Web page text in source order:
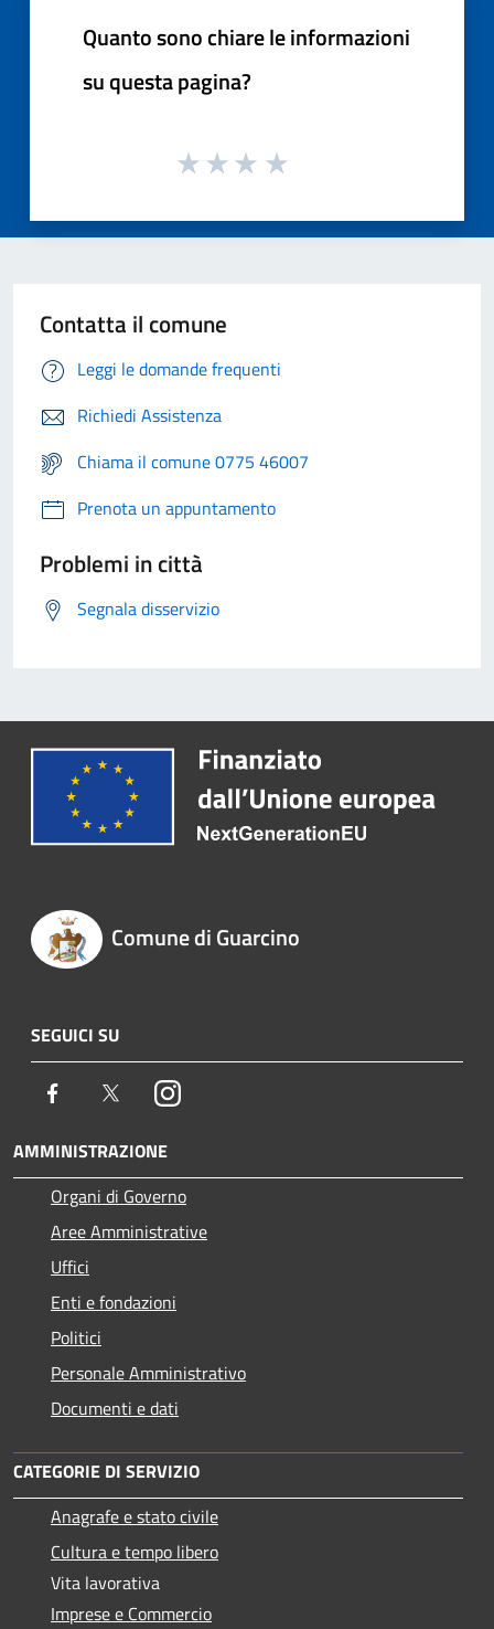
Quanto sono chiare le informazioni
su questa pagina?
Contatta il comune
Leggi le domande frequenti
Richiedi Assistenza
Chiama il comune 0775 46007
Prenota un appuntamento
Problemi in città
Segnala disservizio
Comune di Guarcino
SEGUICI SU
Facebook TwitterInstagram
AMMINISTRAZIONE
Organi di Governo
Aree Amministrative
Uffici
Enti e fondazioni
Politici
Personale Amministrativo
Documenti e dati
CATEGORIE DI SERVIZIO
Anagrafe e stato civile
Cultura e tempo libero
Vita lavorativa
Imprese e Commercio